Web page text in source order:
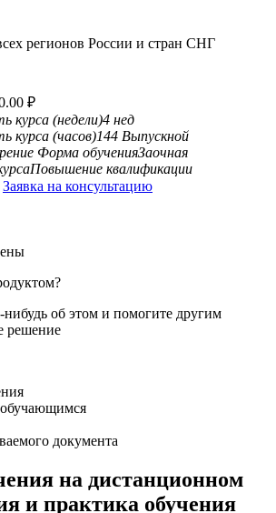
регионов России и стран СНГ
₽
курса (недели)4 нед
курса (часов)144 Выпускной
Форма обученияЗаочная
Повышение квалификации
Заявка на консультацию
нибудь об этом и помогите другим
решение
документа
на дистанционном
и практика обучения